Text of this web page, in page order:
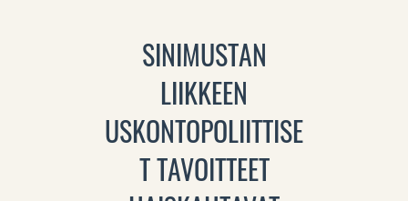
SINIMUSTAN
LIIKKEEN
USKONTOPOLIITTISE
T TAVOITTEET